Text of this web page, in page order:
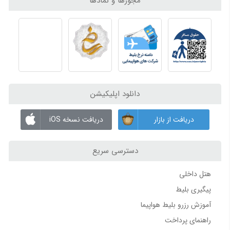
چگونه تور، ویزا و اقامت خود را به بهترین شکل انتخاب کنیم؟
راهنمای فرودگاه ها
راهنمای کامل فرودگاه بین‌المللی ازمیر | ترمینال‌ها، امکانات و حمل‌ونقل
فرودگاه بغداد | اطلاعات، ترمینال‌ها و پروازها
فرودگاه نجف | اطلاعات، ترمینال‌ها و پروازها
فرودگاه استانبول (IST) | معرفی، ترمینال‌ها، امکانات و پروازها
فرودگاه زوارتنوتس ایروان | اطلاعات، ترمینال و پروازها
فرودگاه شرمتیوو مسکو | ترمینال‌ها، پروازها و اطلاعات کامل
بدون واسطه و با قیمت اصلی
مشاوره رایگان و پشتیبانی 24 ساعته
تماس با ما
برای کسب اطلاعات بیشتر، رزرو بلیط چارتری یا دریافت مشاوره
رایگان، می‌توانید با ما از طریق شبکه‌های اجتماعی و شماره‌های
ماده 12 جرائم رایانه / ماده 66 تجارت الکترونیک / مواد 47 و
، هرگونه کپی‌برداری از برند
.
دانلود اپلیکیشن
دریافت از بازار دریافت نسخه iOS
دسترسی سریع
هتل داخلی
پیگیری بلیط
آموزش رزرو بلیط هواپیما
راهنمای پرداخت